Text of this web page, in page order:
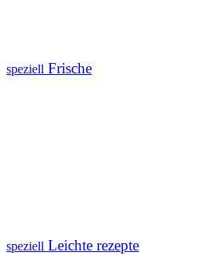
speziell Frische
speziell Leichte rezepte